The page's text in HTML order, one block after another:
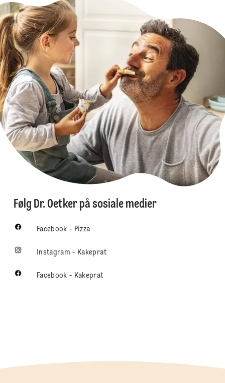
Følg Dr. Oetker på sosiale medier
Facebook - Pizza
Instagram - Kakeprat
Facebook - Kakeprat